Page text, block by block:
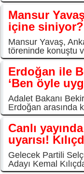
Mansur
içine siniyor?
Mansur Yavaş,
töreninde konuştu
Erdoğan ile
‘Ben öyle
Adalet Bakanı
Erdoğan arasında
Canlı
uyarısı!
Gelecek Partili
Adayı Kemal